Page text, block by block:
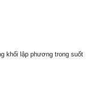
khối lập phương trong suốt